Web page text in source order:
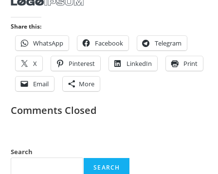
Share this:
WhatsApp Facebook Telegram
X Pinterest LinkedIn Print
Email More
Comments Closed
Search
SEARCH